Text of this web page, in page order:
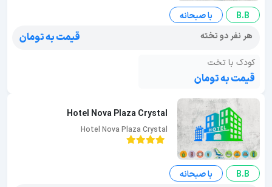
B.B
با صبحانه
هر نفر دو تخته
قیمت به تومان
کودک با تخت
قیمت به تومان
Hotel Nova Plaza Crystal
Hotel Nova Plaza Crystal
B.B
با صبحانه